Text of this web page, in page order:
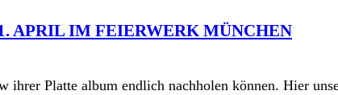
APRIL IM FEIERWERK MÜNCHEN
ihrer Platte album endlich nachholen können. Hier